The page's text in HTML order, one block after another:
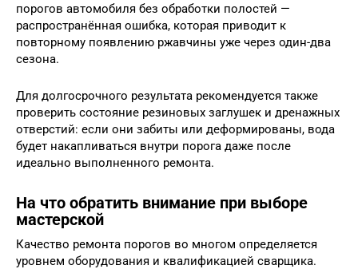
порогов автомобиля без обработки полостей —
распространённая ошибка, которая приводит к
повторному появлению ржавчины уже через один-два
сезона.
Для долгосрочного результата рекомендуется также
проверить состояние резиновых заглушек и дренажных
отверстий: если они забиты или деформированы, вода
будет накапливаться внутри порога даже после
идеально выполненного ремонта.
На что обратить внимание при выборе
мастерской
Качество ремонта порогов во многом определяется
уровнем оборудования и квалификацией сварщика.